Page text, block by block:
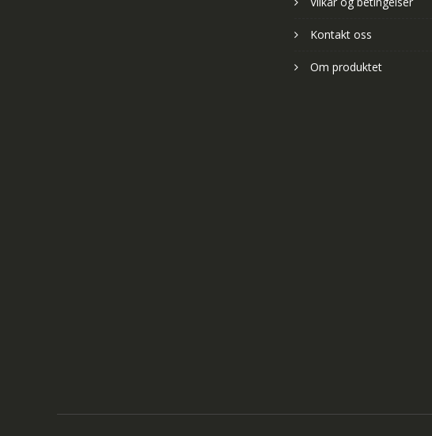
Kontakt oss
Om produktet